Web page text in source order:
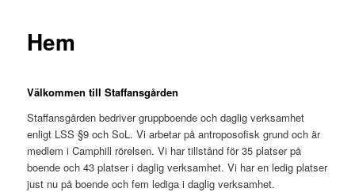
Hem
Välkommen till Staffansgården
Staffansgården bedriver gruppboende och daglig verksamhet
enligt LSS §9 och SoL. Vi arbetar på antroposofisk grund och är
medlem i Camphill rörelsen. Vi har tillstånd för 35 platser på
boende och 43 platser i daglig verksamhet. Vi har en ledig platser
just nu på boende och fem lediga i daglig verksamhet.